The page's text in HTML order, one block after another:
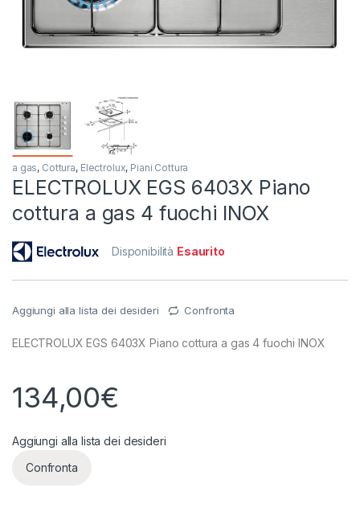
a gas, Cottura, Electrolux, Piani Cottura
ELECTROLUX EGS 6403X Piano
cottura a gas 4 fuochi INOX
Disponibilità Esaurito
Aggiungi alla lista dei desideri Confronta
ELECTROLUX EGS 6403X Piano cottura a gas 4 fuochi INOX
134,00€
Aggiungi alla lista dei desideri
Confronta